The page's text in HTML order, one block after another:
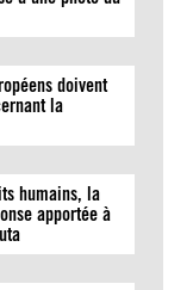
doivent
la
humains, la
apportée à